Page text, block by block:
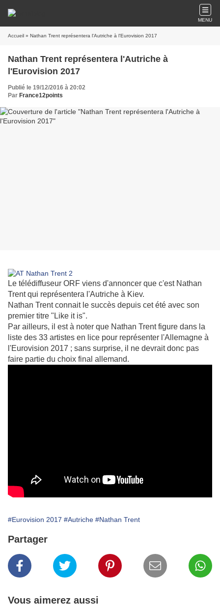
MENU
Accueil » Nathan Trent représentera l'Autriche à l'Eurovision 2017
Nathan Trent représentera l'Autriche à
l'Eurovision 2017
Publié le 19/12/2016 à 20:02
Par France12points
Le télédiffuseur ORF viens d'annoncer que c'est Nathan
Trent qui représentera l'Autriche à Kiev.
Nathan Trent connait le succès depuis cet été avec son
premier titre "Like it is".
Par ailleurs, il est à noter que Nathan Trent figure dans la
liste des 33 artistes en lice pour représenter l'Allemagne à
l'Eurovision 2017 ; sans surprise, il ne devrait donc pas
faire partie du choix final allemand.
#Eurovision 2017 #Autriche #Nathan Trent
Partager
Vous aimerez aussi